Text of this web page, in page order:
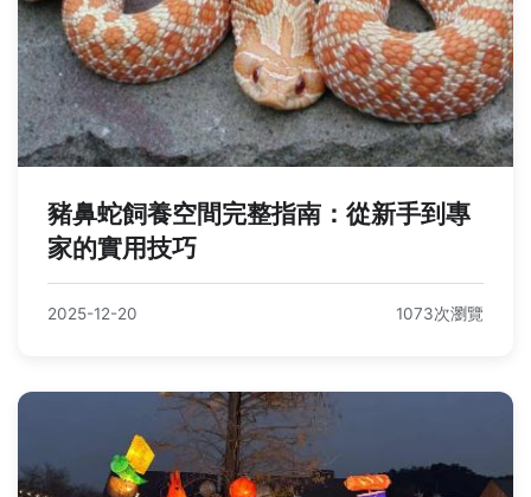
豬鼻蛇飼養空間完整指南：從新手到專
家的實用技巧
2025-12-20 1073次瀏覽